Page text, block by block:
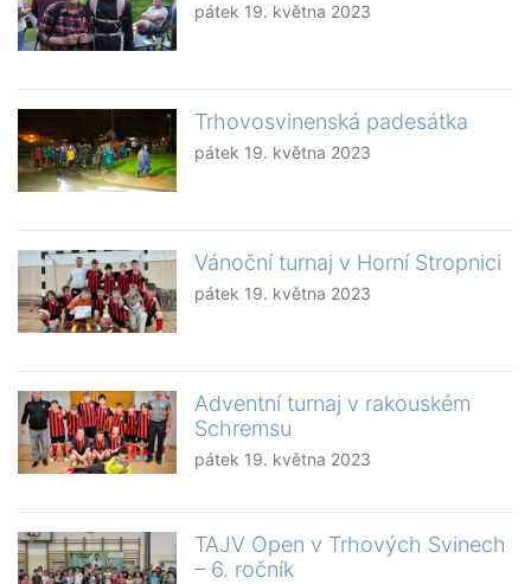
pátek 19. května 2023
Trhovosvinenská padesátka
pátek 19. května 2023
Vánoční turnaj v Horní Stropnici
pátek 19. května 2023
Adventní turnaj v rakouském
Schremsu
pátek 19. května 2023
TAJV Open v Trhových Svinech
– 6. ročník